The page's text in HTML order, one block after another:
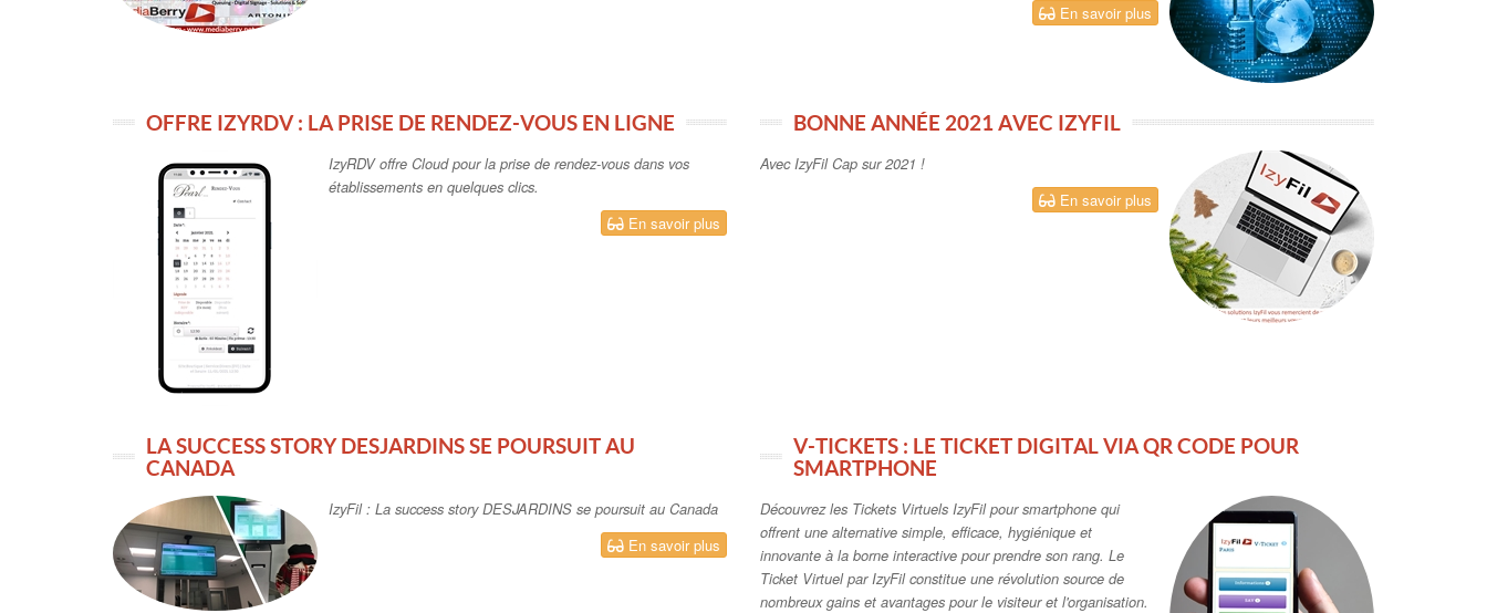
En savoir plus
OFFRE IZYRDV : LA PRISE DE RENDEZ-VOUS EN LIGNE
IzyRDV offre Cloud pour la prise de rendez-vous dans vos
établissements en quelques clics.
En savoir plus
BONNE ANNÉE 2021 AVEC IZYFIL
Avec IzyFil Cap sur 2021 !
En savoir plus
LA SUCCESS STORY DESJARDINS SE POURSUIT AU
CANADA
IzyFil : La success story DESJARDINS se poursuit au Canada
En savoir plus
V-TICKETS : LE TICKET DIGITAL VIA QR CODE POUR
SMARTPHONE
Découvrez les Tickets Virtuels IzyFil pour smartphone qui
offrent une alternative simple, efficace, hygiénique et
innovante à la borne interactive pour prendre son rang. Le
Ticket Virtuel par IzyFil constitue une révolution source de
nombreux gains et avantages pour le visiteur et l'organisation.